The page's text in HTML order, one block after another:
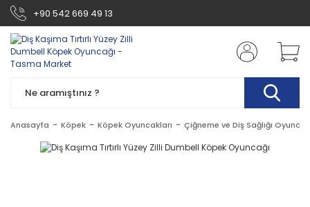
+90 542 669 49 13
Anasayfa Köpek Köpek Oyuncakları Çiğneme ve Diş Sağlığı